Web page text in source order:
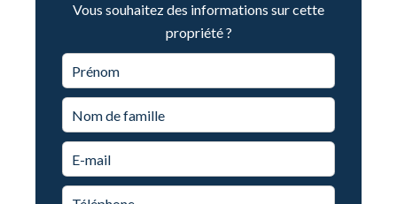
Vous souhaitez des informations sur cette
propriété ?